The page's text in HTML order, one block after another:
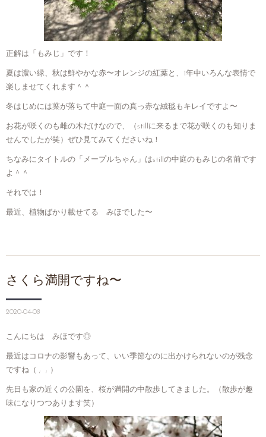
正解は「もみじ」です！
夏は濃い緑、秋は鮮やかな赤〜オレンジの紅葉と、1年中いろんな表情で
楽しませてくれます＾＾
冬はじめには葉が落ちて中庭一面の真っ赤な絨毯もキレイですよ〜
お花が咲くのも雌の木だけなので、（stillに来るまで花が咲くのも知りま
せんでしたが笑）ぜひ見てみてくださいね！
ちなみにタイトルの「メープルちゃん」はstillの中庭のもみじの名前です
よ＾＾
それでは！
最近、植物ばかり載せてる みほでした〜
さくら満開ですね〜
2020-04-08
こんにちは みほです◎
最近はコロナの影響もあって、いい季節なのに出かけられないのが残念
ですね（ ; ; ）
先日も家の近くの公園を、桜が満開の中散歩してきました。（散歩が趣
味になりつつあります笑）